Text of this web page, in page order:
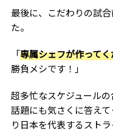
最後に、こだわりの試
た。
「専属シェフが作って
勝負メシです！」
超多忙なスケジュール
話題にも気さくに答え
り日本を代表するスト